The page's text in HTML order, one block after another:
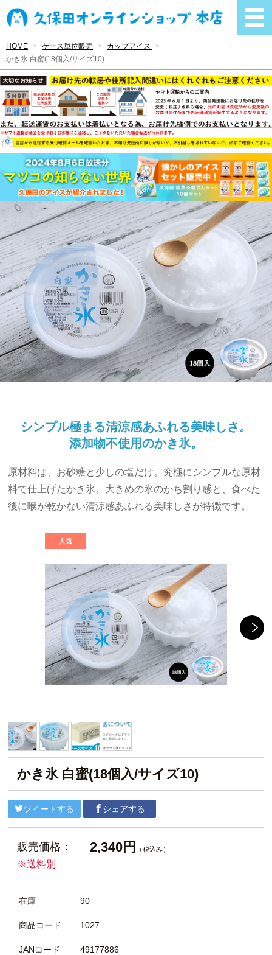
HOME ケース単位販売
カップアイス
かき氷 白蜜(18個入/サイズ10)
シンプル極まる清涼感あふれる美味しさ。
添加物不使用のかき氷。
原材料は、お砂糖と少しの塩だけ。究極にシンプルな原材
料で仕上げたかき氷。大きめの氷のかち割り感と、食べた
後に喉が乾かない清涼感あふれる美味しさが特徴です。
かき氷 白蜜(18個入/サイズ10)
ツイートする シェアする
販売価格： 2,340円 （税込み）
※送料別
在庫 90
商品コード 1027
JANコード 49177886